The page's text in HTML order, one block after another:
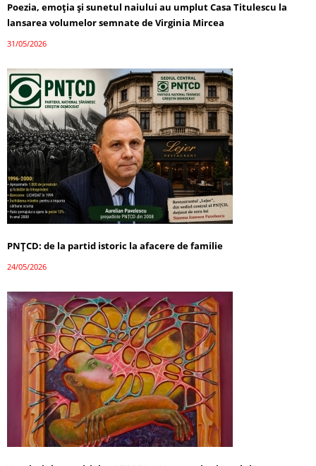
Poezia, emoția și sunetul naiului au umplut Casa Titulescu la
lansarea volumelor semnate de Virginia Mircea
31/05/2026
PNȚCD: de la partid istoric la afacere de familie
24/05/2026